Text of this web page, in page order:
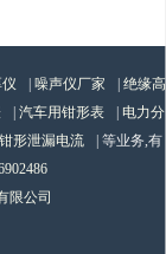
噪声仪厂家
绝缘高
汽车用钳形表
电力分
钳形泄漏电流
| 等业务,有
限公司